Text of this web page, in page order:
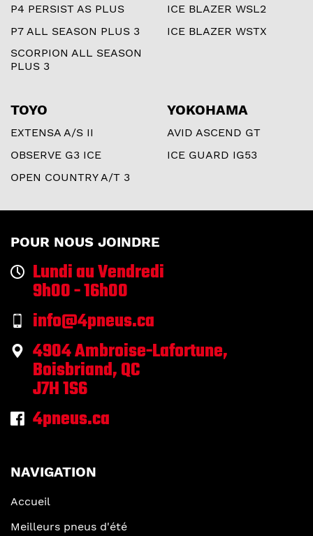
P4 PERSIST AS PLUS
P7 ALL SEASON PLUS 3
SCORPION ALL SEASON
PLUS 3
ICE BLAZER WSL2
ICE BLAZER WSTX
TOYO
EXTENSA A/S II
OBSERVE G3 ICE
OPEN COUNTRY A/T 3
YOKOHAMA
AVID ASCEND GT
ICE GUARD IG53
POUR NOUS JOINDRE
Lundi au Vendredi
9h00 - 16h00
info@4pneus.ca
4904 Ambroise-Lafortune,
Boisbriand, QC
J7H 1S6
4pneus.ca
NAVIGATION
Accueil
Meilleurs pneus d'été